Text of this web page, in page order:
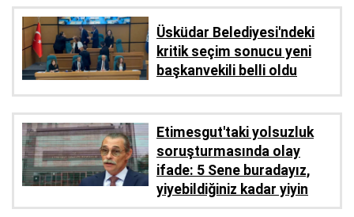
Üsküdar Belediyesi'ndeki
kritik seçim sonucu yeni
başkanvekili belli oldu
Etimesgut'taki yolsuzluk
soruşturmasında olay
ifade: 5 Sene buradayız,
yiyebildiğiniz kadar yiyin